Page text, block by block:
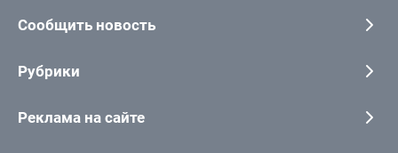
Сообщить новость
Рубрики
Реклама на сайте